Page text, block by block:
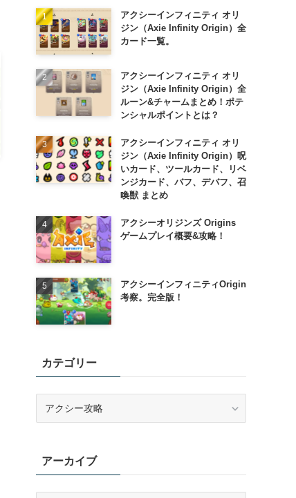
アクシーインフィニティ オリ
ジン（Axie Infinity Origin）全
カード一覧。
アクシーインフィニティ オリ
ジン（Axie Infinity Origin）全
ルーン&チャームまとめ！ポテ
ンシャルポイントとは？
アクシーインフィニティ オリ
ジン（Axie Infinity Origin）呪
いカード、ツールカード、リベ
ンジカード、バフ、デバフ、召
喚獣 まとめ
アクシーオリジンズ Origins
ゲームプレイ概要&攻略！
アクシーインフィニティOrigin
考察。完全版！
カテゴリー
ーアーカイブ